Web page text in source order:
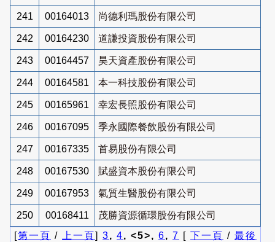
241 00164013 尚德利瑪股份有限公司
242 00164230 道謙投資股份有限公司
243 00164457 昊天資產股份有限公司
244 00164581 本一科技股份有限公司
245 00165961 幸宏長照股份有限公司
246 00167095 季永國際餐飲股份有限公司
247 00167335 首易股份有限公司
248 00167530 賦盛資本股份有限公司
249 00167953 氣質生醫股份有限公司
250 00168411
茂勝資源循環股份有限公司
[第一頁 / 上一頁] 3, 4, <5>, 6, 7 [ 下一頁 / 最後